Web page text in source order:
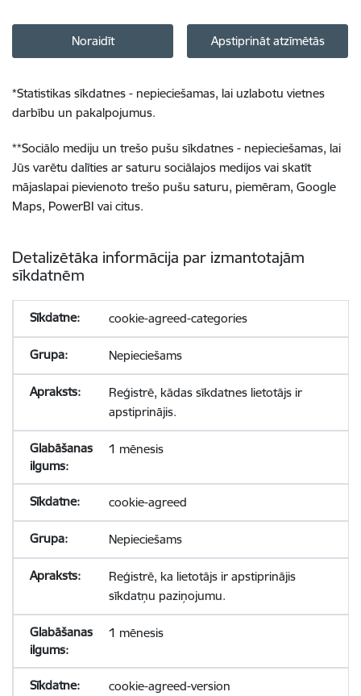
Noraidīt Apstiprināt atzīmētās
*Statistikas sīkdatnes - nepieciešamas, lai uzlabotu vietnes
darbību un pakalpojumus.
**Sociālo mediju un trešo pušu sīkdatnes - nepieciešamas, lai
Jūs varētu dalīties ar saturu sociālajos medijos vai skatīt
mājaslapai pievienoto trešo pušu saturu, piemēram, Google
Maps, PowerBI vai citus.
Detalizētāka informācija par izmantotajām
sīkdatnēm
cookie-agreed-categories
Nepieciešams
Reģistrē, kādas sīkdatnes lietotājs ir
apstiprinājis.
1 mēnesis
cookie-agreed
Nepieciešams
Reģistrē, ka lietotājs ir apstiprinājis
sīkdatņu paziņojumu.
1 mēnesis
cookie-agreed-version